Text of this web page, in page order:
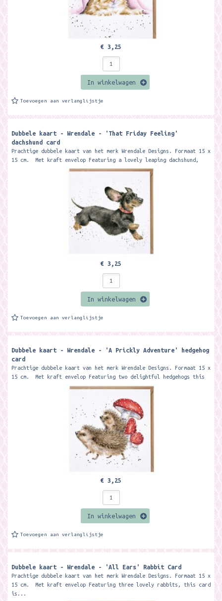
€ 3,25
In winkelwagen
Toevoegen aan verlanglijstje
Dubbele kaart - Wrendale - 'That Friday Feeling'
dachshund card ​
Prachtige dubbele kaart van het merk Wrendale Designs. Formaat 15 x
15 cm. Met kraft envelop Featuring a lovely leaping dachshund,
€ 3,25
In winkelwagen
Toevoegen aan verlanglijstje
Dubbele kaart - Wrendale - 'A Prickly Adventure' hedgehog
card
Prachtige dubbele kaart van het merk Wrendale Designs. Formaat 15 x
15 cm. Met kraft envelop Featuring two delightful hedgehogs this
€ 3,25
In winkelwagen
Toevoegen aan verlanglijstje
Dubbele kaart - Wrendale - 'All Ears' Rabbit Card
Prachtige dubbele kaart van het merk Wrendale Designs. Formaat 15 x
15 cm. Met kraft envelop Featuring three lovely rabbits, this card
is...